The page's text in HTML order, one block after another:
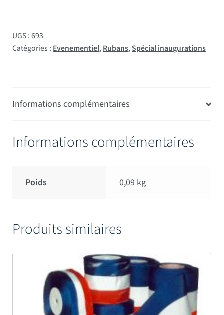
UGS :693
Catégories : Evenementiel, Rubans,Spécial inaugurations
Informations complémentaires
Informations complémentaires
Poids 0,09 kg
Produits similaires